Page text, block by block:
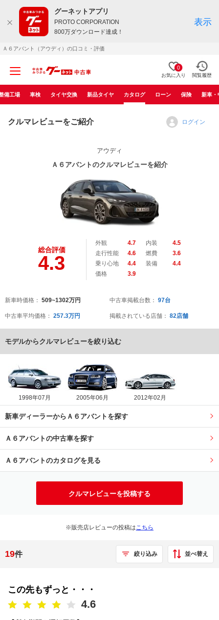
グーネットアプリ
PROTO CORPORATION
800万ダウンロード達成！
表示
Ａ６アバント（アウディ）の口コミ・評価
0
お気に入り 閲覧履歴
備工場 車検 タイヤ交換 新品タイヤ カタログ ローン 保険 新車・
クルマレビューをご紹介 ログイン
アウディ
Ａ６アバントのクルマレビューを紹介
総合評価
4.3
外観 4.7 内装
4.5
走行性能
4.6 燃費
3.6
乗り心地
4.4 装備
4.4
価格
3.9
新車時価格： 509~1302万円
中古車平均価格： 257.3万円
中古車掲載台数： 97台
掲載されている店舗： 82店舗
モデルからクルマレビューを絞り込む
1998年07月 2005年06月 2012年02月
新車ディーラーからＡ６アバントを探す
Ａ６アバントの中古車を探す
Ａ６アバントのカタログを見る
クルマレビューを投稿する
※販売店レビューの投稿はこちら
19件 絞り込み 並べ替え
この先もずっと・・・
4.6